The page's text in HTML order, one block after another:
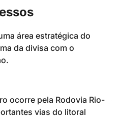
área estratégica do
da divisa com o
ocorre pela Rodovia Rio-
vias do litoral